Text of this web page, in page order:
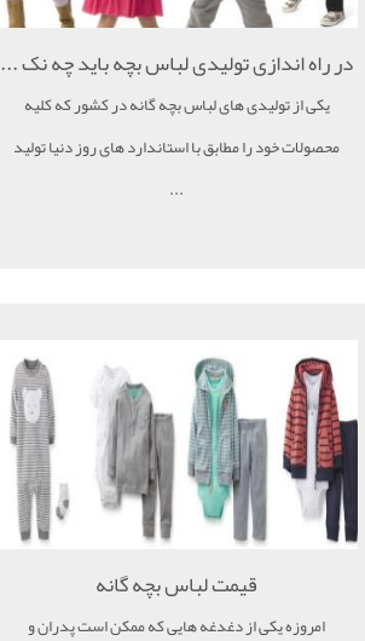
در راه اندازی تولیدی لباس بچه باید چه نک ...
یکی از تولیدی های لباس بچه گانه در کشور که کلیه
محصولات خود را مطابق با استاندارد های روز دنیا تولید
...
قیمت لباس بچه گانه
امروزه یکی از دغدغه هایی که ممکن است پدران و